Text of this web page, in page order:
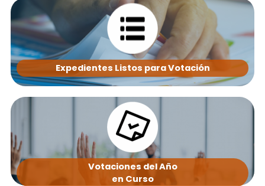
Expedientes Listos para Votación
Votaciones del Año
en Curso